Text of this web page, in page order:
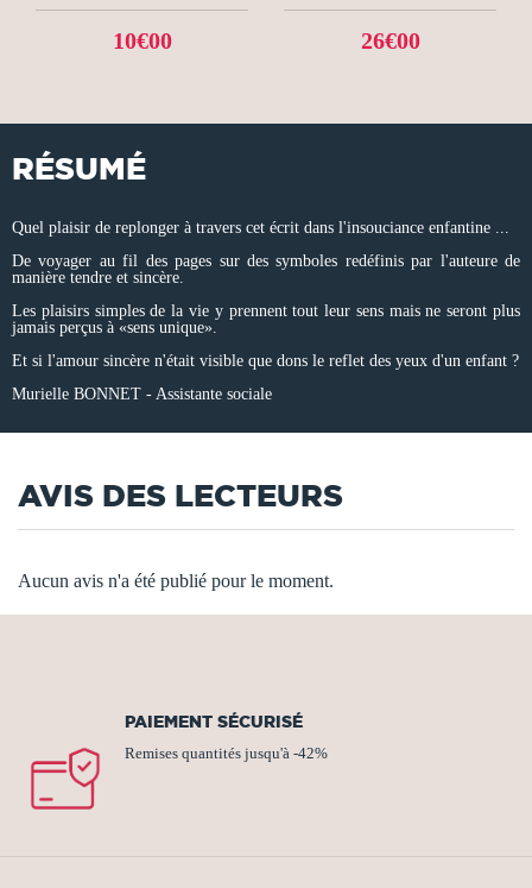
10€00 26€00
RÉSUMÉ
Quel plaisir de replonger à travers cet écrit dans l'insouciance enfantine ...
De voyager au fil des pages sur des symboles redéfinis par l'auteure de
manière tendre et sincère.
Les plaisirs simples de la vie y prennent tout leur sens mais ne seront plus
jamais perçus à «sens unique».
Et si l'amour sincère n'était visible que dons le reflet des yeux d'un enfant ?
Murielle BONNET - Assistante sociale
AVIS DES LECTEURS
Aucun avis n'a été publié pour le moment.
PAIEMENT SÉCURISÉ
Remises quantités jusqu'à -42%